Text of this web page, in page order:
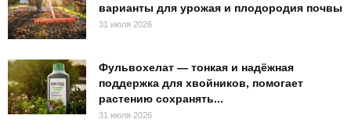
варианты для урожая и плодородия почвы
31 июля 2026
Фульвохелат — тонкая и надёжная
поддержка для хвойников, помогает
растению сохранять...
31 июля 2026